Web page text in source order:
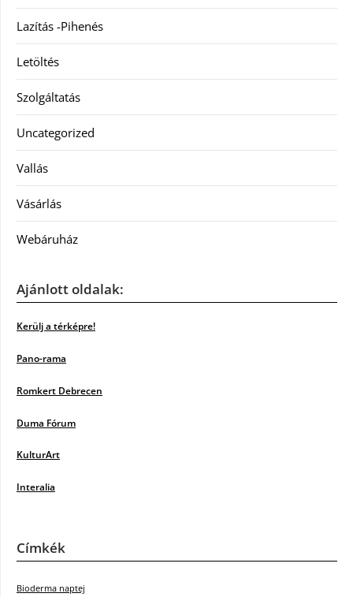
Lazítás -Pihenés
Letöltés
Szolgáltatás
Uncategorized
Vallás
Vásárlás
Webáruház
Ajánlott oldalak:
Kerülj a térképre!
Pano-rama
Romkert Debrecen
Duma Fórum
KulturArt
Interalia
Címkék
Bioderma naptej